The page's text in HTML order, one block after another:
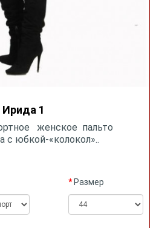
Ирида 1
женское пальто
с юбкой-«колокол»..
Размер